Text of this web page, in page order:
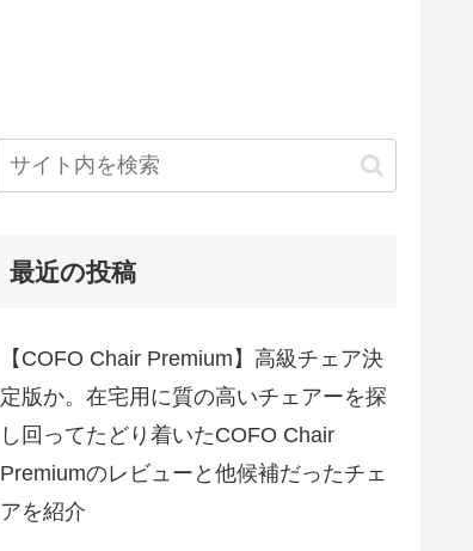
最近の投稿
【COFO Chair Premium】高級チェア決
定版か。在宅用に質の高いチェアーを探
し回ってたどり着いたCOFO Chair
Premiumのレビューと他候補だったチェ
アを紹介